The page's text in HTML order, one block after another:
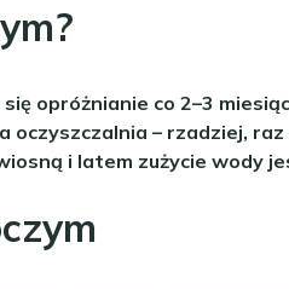
opróżnianie co 2–3
oczyszczalnia – rzadziej, raz
i latem zużycie wody